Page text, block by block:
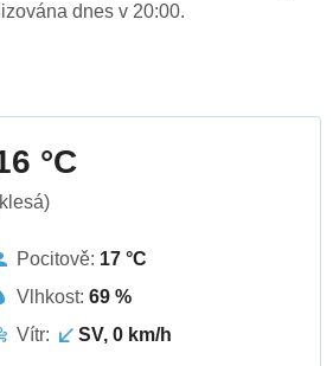
dnes v 20:00.
°C
Pocitově: 17 °C
Vlhkost: 69 %
Vítr:
SV, 0 km/h